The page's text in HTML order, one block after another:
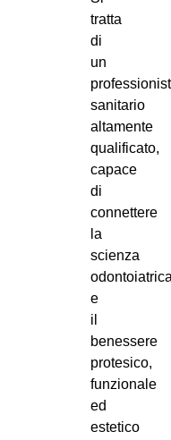
tratta
di
un
sanitario
altamente
qualificato,
capace
di
connettere
la
scienza
e
il
benessere
protesico,
funzionale
ed
estetico